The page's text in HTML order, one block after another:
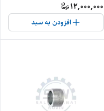
12,000,000
افزودن به سبد